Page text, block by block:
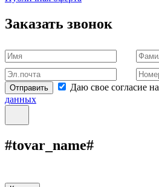
Заказать звонок
Отправить Даю свое согласие на
данных
#tovar_name#